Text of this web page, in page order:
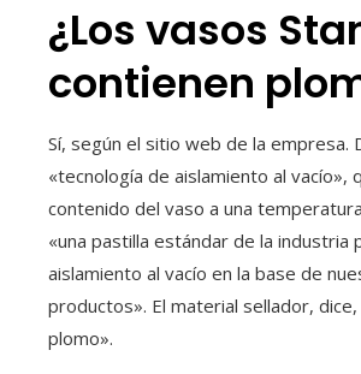
¿Los vasos
contienen
Sí, según el sitio web de la empresa.
«tecnología de aislamiento al vacío»,
contenido del vaso a una
«una pastilla estándar de la industria
aislamiento al vacío en la base de
productos». El material sellador, dice,
plomo».